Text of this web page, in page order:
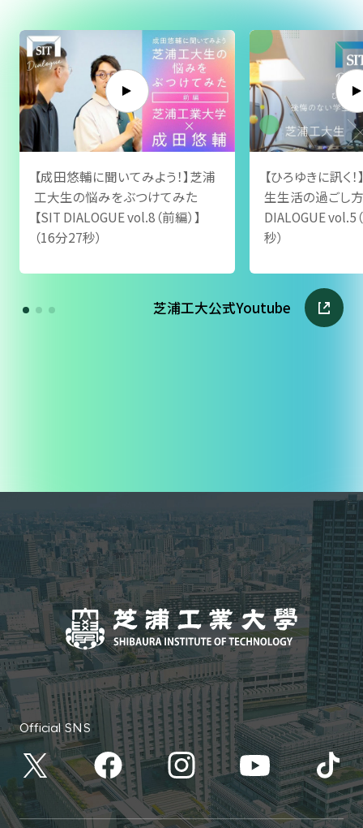
【成田悠輔に聞いてみよう！】芝浦
工大生の悩みをぶつけてみた
【SIT DIALOGUE vol.8（前編）】
（16分27秒）
【ひろゆきに訊く
生生活の過ごし
DIALOGUE vol.5
秒）
芝浦工大公式Youtube
Official SNS